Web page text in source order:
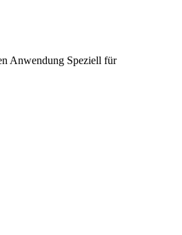
Anwendung Speziell für